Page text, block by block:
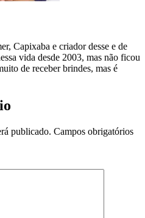
Capixaba e criador desse e de
vida desde 2003, mas não ficou
de receber brindes, mas é
publicado. Campos obrigatórios